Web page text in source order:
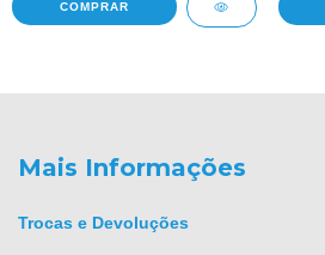
COMPRAR
Mais Informações
Trocas e Devoluções